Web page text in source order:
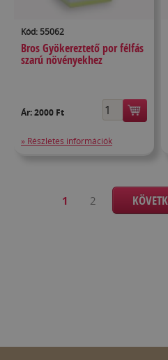
Kód: 55062
Bros Gyökereztető por félfás
szarú növényekhez
Ár:2000 Ft
» Részletes információk
1 2